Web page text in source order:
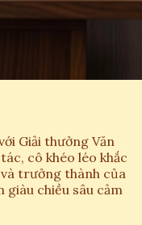
Giải thưởng Văn
cô khéo léo khắc
trưởng thành của
chiều sâu cảm